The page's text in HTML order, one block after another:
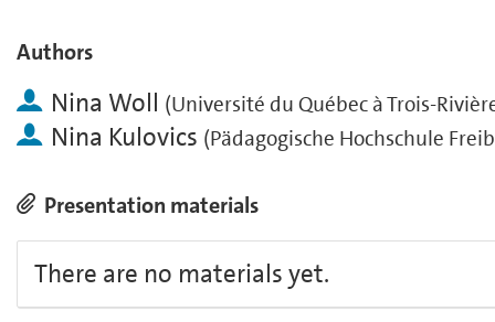
Authors
Nina Woll (Université du Québec à Trois-
Nina Kulovics (Pädagogische Hochschule
Presentation materials
There are no materials yet.